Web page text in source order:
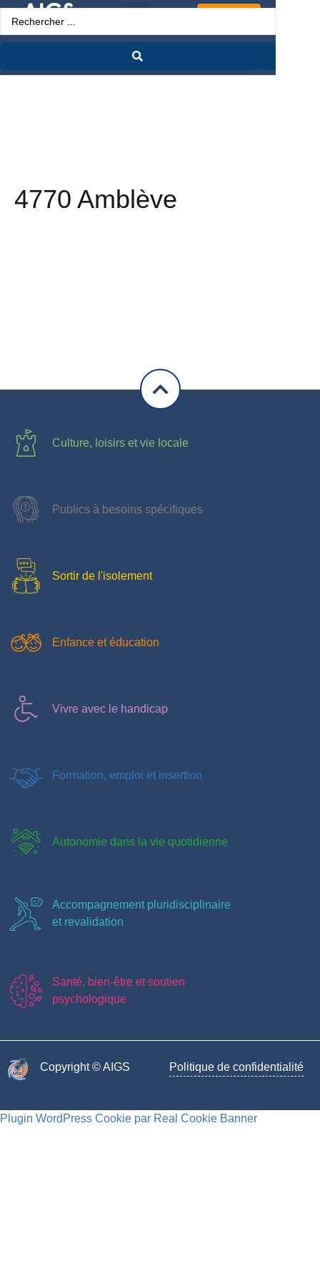
4770 Amblève
Culture, loisirs et vie locale
Publics à besoins spécifiques
Sortir de l'isolement
Enfance et éducation
Vivre avec le handicap
Formation, emploi et insertion
Autonomie dans la vie quotidienne
Accompagnement pluridisciplinaire
et revalidation
Santé, bien-être et soutien
psychologique
Copyright © AIGS​ Politique de confidentialité
Plugin WordPress Cookie par Real Cookie Banner